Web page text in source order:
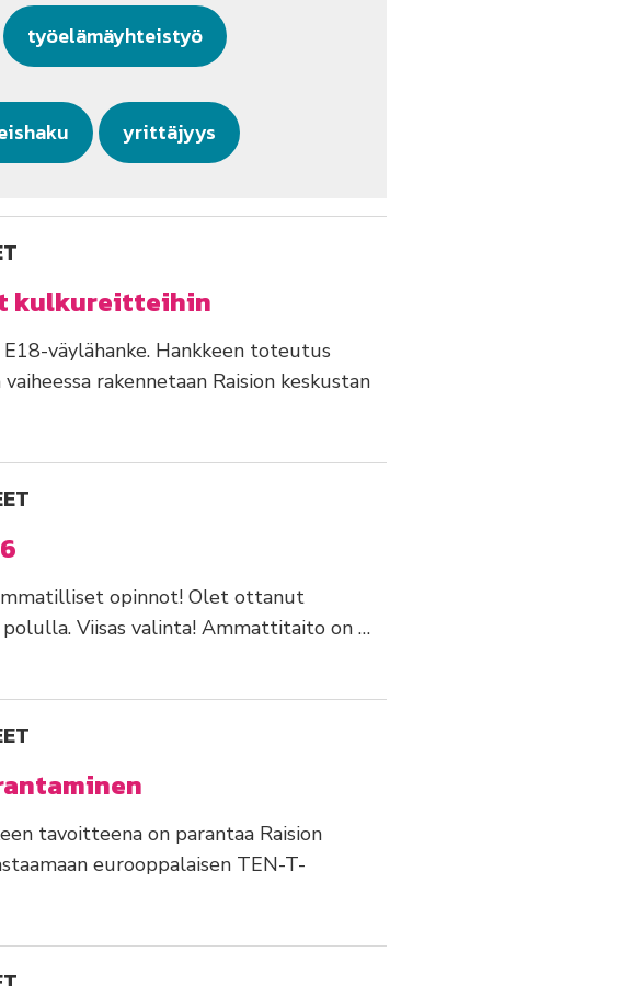
työelämäyhteistyö
yrittäjyys
kulkureitteihin
väylähanke. Hankkeen toteutus
rakennetaan Raision keskustan
opinnot! Olet ottanut
Viisas valinta! Ammattitaito on …
tavoitteena on parantaa Raision
eurooppalaisen TEN-T-